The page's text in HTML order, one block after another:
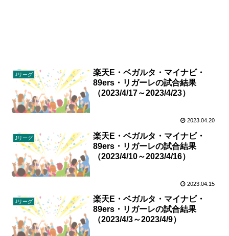
Jリーグ
楽天E・ベガルタ・マイナビ・
89ers・リガーレの試合結果
（2023/4/17～2023/4/23）
2023.04.20
Jリーグ
楽天E・ベガルタ・マイナビ・
89ers・リガーレの試合結果
（2023/4/10～2023/4/16）
2023.04.15
Jリーグ
楽天E・ベガルタ・マイナビ・
89ers・リガーレの試合結果
（2023/4/3～2023/4/9）